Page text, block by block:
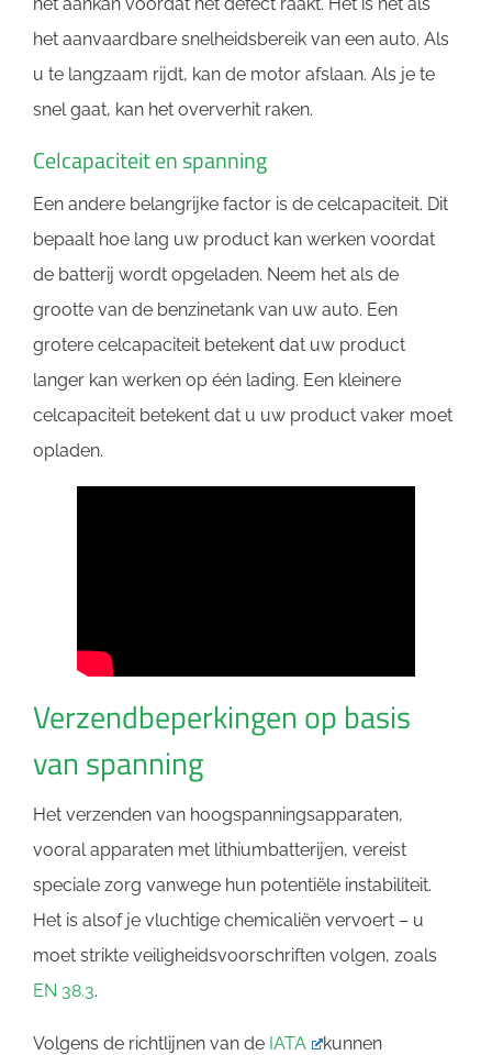
het aanvaardbare snelheidsbereik van een auto. Als
u te langzaam rijdt, kan de motor afslaan. Als je te
snel gaat, kan het oververhit raken.
Celcapaciteit en spanning
Een andere belangrijke factor is de celcapaciteit. Dit
bepaalt hoe lang uw product kan werken voordat
de batterij wordt opgeladen. Neem het als de
grootte van de benzinetank van uw auto. Een
grotere celcapaciteit betekent dat uw product
langer kan werken op één lading. Een kleinere
celcapaciteit betekent dat u uw product vaker moet
opladen.
Verzendbeperkingen op basis
van spanning
Het verzenden van hoogspanningsapparaten,
vooral apparaten met lithiumbatterijen, vereist
speciale zorg vanwege hun potentiële instabiliteit.
Het is alsof je vluchtige chemicaliën vervoert – u
moet strikte veiligheidsvoorschriften volgen, zoals
EN 38.3.
Volgens de richtlijnen van de IATA
kunnen